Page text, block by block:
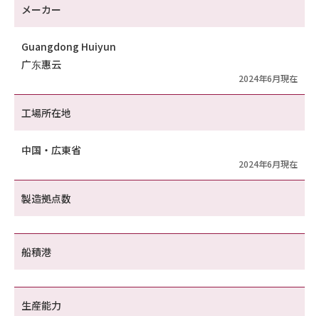
メーカー
Guangdong Huiyun
广东惠云
2024年6月現在
工場所在地
中国・広東省
2024年6月現在
製造拠点数
船積港
生産能力